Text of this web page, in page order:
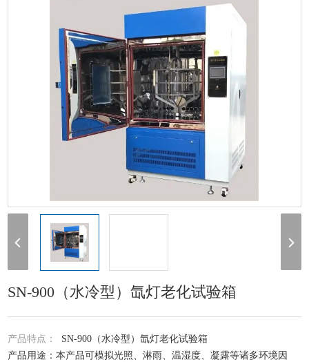
SN-900（水冷型）氙灯老化试验箱
产品特点： SN-900（水冷型）氙灯老化试验箱
产品用途：本产品可模拟光照、淋雨、温湿度、凝露等诸多环境因